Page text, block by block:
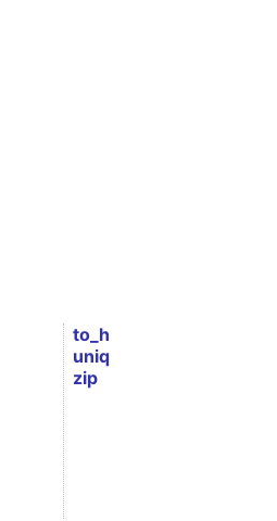
to_h
uniq
zip